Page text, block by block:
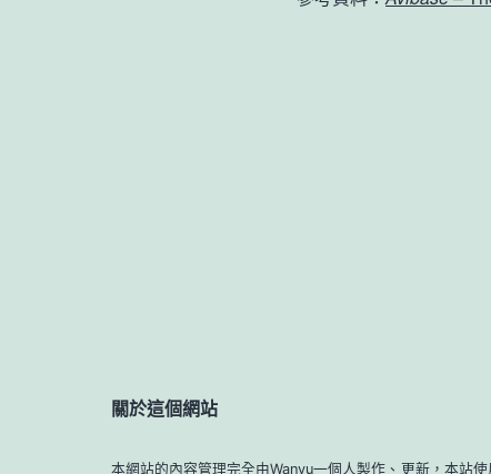
關於這個網站
本網站的內容管理完全由Wanyu一個人製作、更新，本站